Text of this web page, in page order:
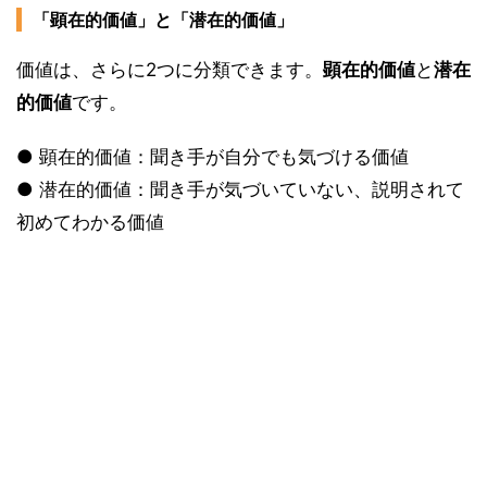
「顕在的価値」と「潜在的価値」
価値は、さらに2つに分類できます。 顕在的価値と潜在
的価値です。
● 顕在的価値：聞き手が自分でも気づける価値
● 潜在的価値：聞き手が気づいていない、説明されて
初めてわかる価値